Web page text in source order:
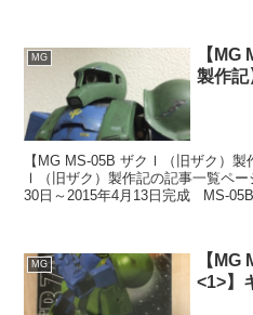
MG
【MG
製作記
【MG MS-05B ザクⅠ（旧ザク）
Ⅰ（旧ザク）製作記の記事一覧ペ
30日～2015年4月13日完成 MS-
MG
【
<1>】